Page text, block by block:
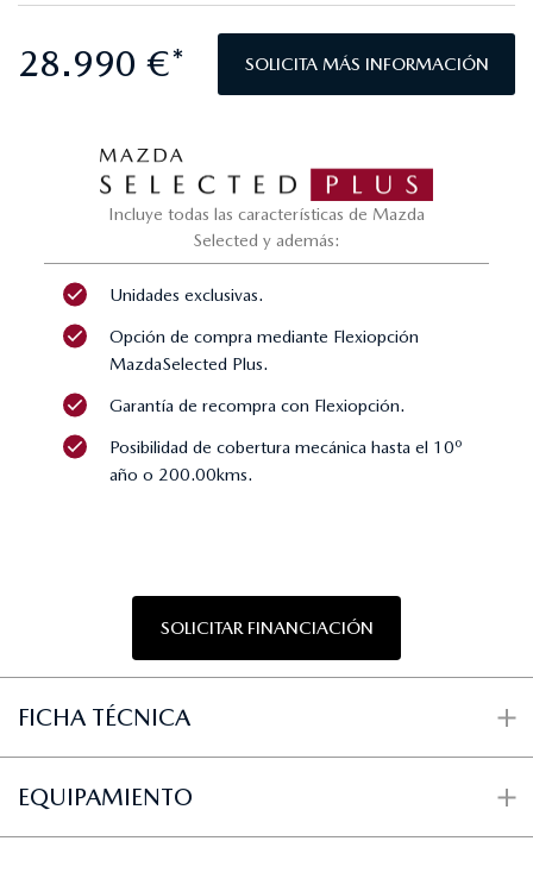
28.990 €* SOLICITA MÁS INFORMACIÓN
FICHA TÉCNICA
Incluye todas las características de Mazda
Selected y además:
Unidades exclusivas.
Opción de compra mediante Flexiopción
MazdaSelected Plus.
Garantía de recompra con Flexiopción.
Posibilidad de cobertura mecánica hasta el 10º
año o 200.00kms.
SOLICITAR FINANCIACIÓN
EQUIPAMIENTO